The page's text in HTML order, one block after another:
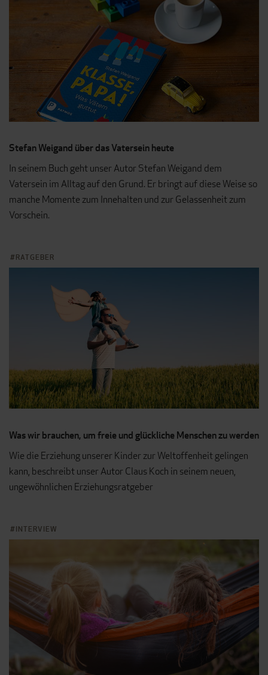
Stefan Weigand über das Vatersein heute
In seinem Buch geht unser Autor Stefan Weigand dem
Vatersein im Alltag auf den Grund. Er bringt auf diese Weise so
manche Momente zum Innehalten und zur Gelassenheit zum
Vorschein.
RATGEBER
Was wir brauchen, um freie und glückliche Menschen zu werden
Wie die Erziehung unserer Kinder zur Weltoffenheit gelingen
kann, beschreibt unser Autor Claus Koch in seinem neuen,
ungewöhnlichen Erziehungsratgeber
INTERVIEW